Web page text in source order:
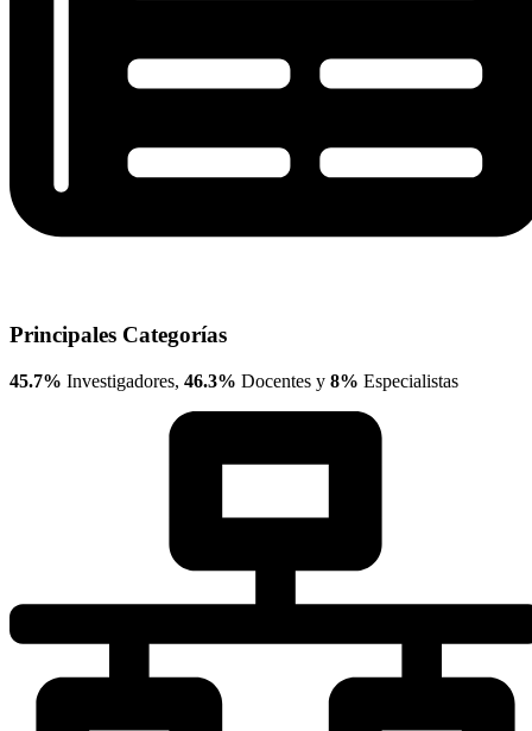
Principales Categorías
45.7% Investigadores, 46.3% Docentes y 8% Especialistas